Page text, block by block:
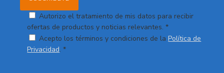
Autorizo el tratamiento de mis datos para recibir
ofertas de productos y noticias relevantes. *
Acepto los términos y condiciones de laPolítica de
Privacidad. *